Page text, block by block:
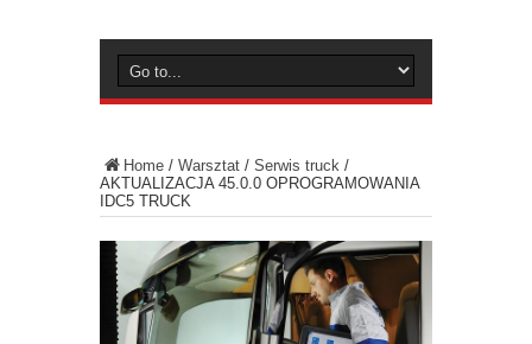
Home / Warsztat / Serwis truck /
AKTUALIZACJA 45.0.0 OPROGRAMOWANIA
IDC5 TRUCK